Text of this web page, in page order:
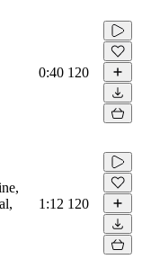
0:40 120
1:12 120